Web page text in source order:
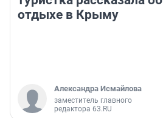
отдыхе в Крыму
Александра Исмайлова
заместитель главного
редактора 63.RU